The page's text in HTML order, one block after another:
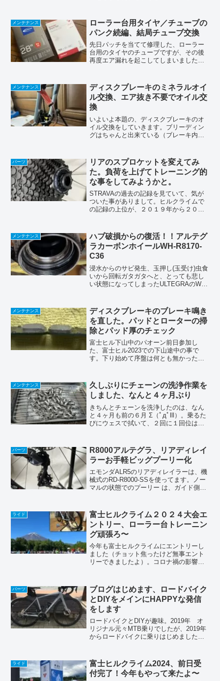
ット前。これでタイムアップは間違い無
しです＼(^o^)／・...
メンテナンス
ローラー台用タイヤ／チューブの
パンク続編、結局チューブ交換
先日パッチを当てて修理した、ローラー
台用のタイヤのチューブですが、その後
再度エア漏れを起こしてしまいました。
っている物を使い続けています（勿体な
いのでね、笑）。タイヤの...
メンテナンス
ディスクブレーキのミネラルオイ
ル交換、エア抜き不要でオイル交
換
いよいよ本題の、ディスクブレーキのオ
イル交換をしていきます。ブリーディン
グはちゃんと出来ている（ブレーキ内に
っとフワフワするとかエア抜きが必要な
方は、ちゃんとエアを抜く...
パーツ
リアのスプロケットを変えてみ
た。負荷を上げてトレーニング的
な事をしてみようかと。
STRAVAの過去の記録を見ていて、気が
ついた事がありまして。ヒルクライムで
の記録の上位が、２０１９年から２０２
す（三ヶ根山のベストも２０１９年１１
月）。（１９分台なん...
メンテナンス
ハブ破損からの復活！！アルテグ
ラカーボンホイールWH-R8170-
C36
浸水からのサビ発生、玉押し(玉受け)虫食
いから回転ガタガタへと、とっても悲し
い状態になってしまったULTEGRAのWH-
d(￣ ￣)交換部品購入交換したのは、玉
押...
メンテナンス
ディスクブレーキのブレーキ鳴き
を直した。パッドとローターの掃
除とパッド厚のチェック
富士ヒル下山中のパオーン前日参加し
た、富士ヒル2023での下山途中の事で
す。下り始めて序盤は何とも無かったん
しまいました。結構な音量なんで、恥ず
かしいのなんのって(T_...
メンテナンス
久しぶりにチェーンの洗浄作業を
しました、なんと４ヶ月ぶり
きちんとチェーンを洗浄したのは、なん
と４ヶ月も前の６月 Σ（ﾟдﾟlll）。乗るた
びにウェスで拭いて、２回に１回位は注
た。なんと汚い😭。ちなみにライド後で
ウェスで拭いてな...
パーツ
R8000アルテグラ、リアディレイ
ラーお手軽ビッグプーリー化
エモンダALR5のリアディレイラーは、機
械式のRD-R8000-SSを使ってます。ノー
マルの状態でのプーリー は、ガイド側も
マニュアルより⑪上:ガイドプーリ...
ライド
富士ヒルクライム２０２４大会エ
ントリー、ローラー台トレーニン
グ頑張ろ〜
今年も富士ヒルクライムにエントリーし
ました（チョット焦ったけど無事エント
リーできましたよ）。コロナ禍の影響も
めの完売となったみたい。６月２日開催
へ向けてトレーニングする...
パーツ
ブログはじめます、ロードバイク
とDIYをメインにHAPPYな発信
をします
ロードバイクとDIYが趣味。2019年 オ
リジナル元々MTB乗りでしたが、2019年
からロードバイクに乗りはじめました。
すよ😢)これからも、ヨロシク🤗
ライド
富士ヒルクライム2024、前日受
付完了！今年もやって来たよ〜